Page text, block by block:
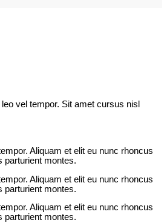
vel tempor. Sit amet cursus nisl
Aliquam et elit eu nunc rhoncus
parturient montes.
Aliquam et elit eu nunc rhoncus
parturient montes.
Aliquam et elit eu nunc rhoncus
parturient montes.